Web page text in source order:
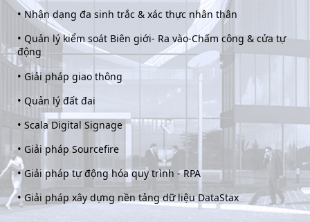
• Nhận dạng đa sinh trắc & xác thực nhân thân
• Quản lý kiểm soát Biên giới- Ra vào-Chấm công & cửa tự
động
• Giải pháp giao thông
•Quản lý đất đai
•Scala Digital Signage
• Giải pháp Sourcefire
•Giải pháp tự động hóa quy trình - RPA
•Giải pháp xây dựng nền tảng dữ liệu DataStax